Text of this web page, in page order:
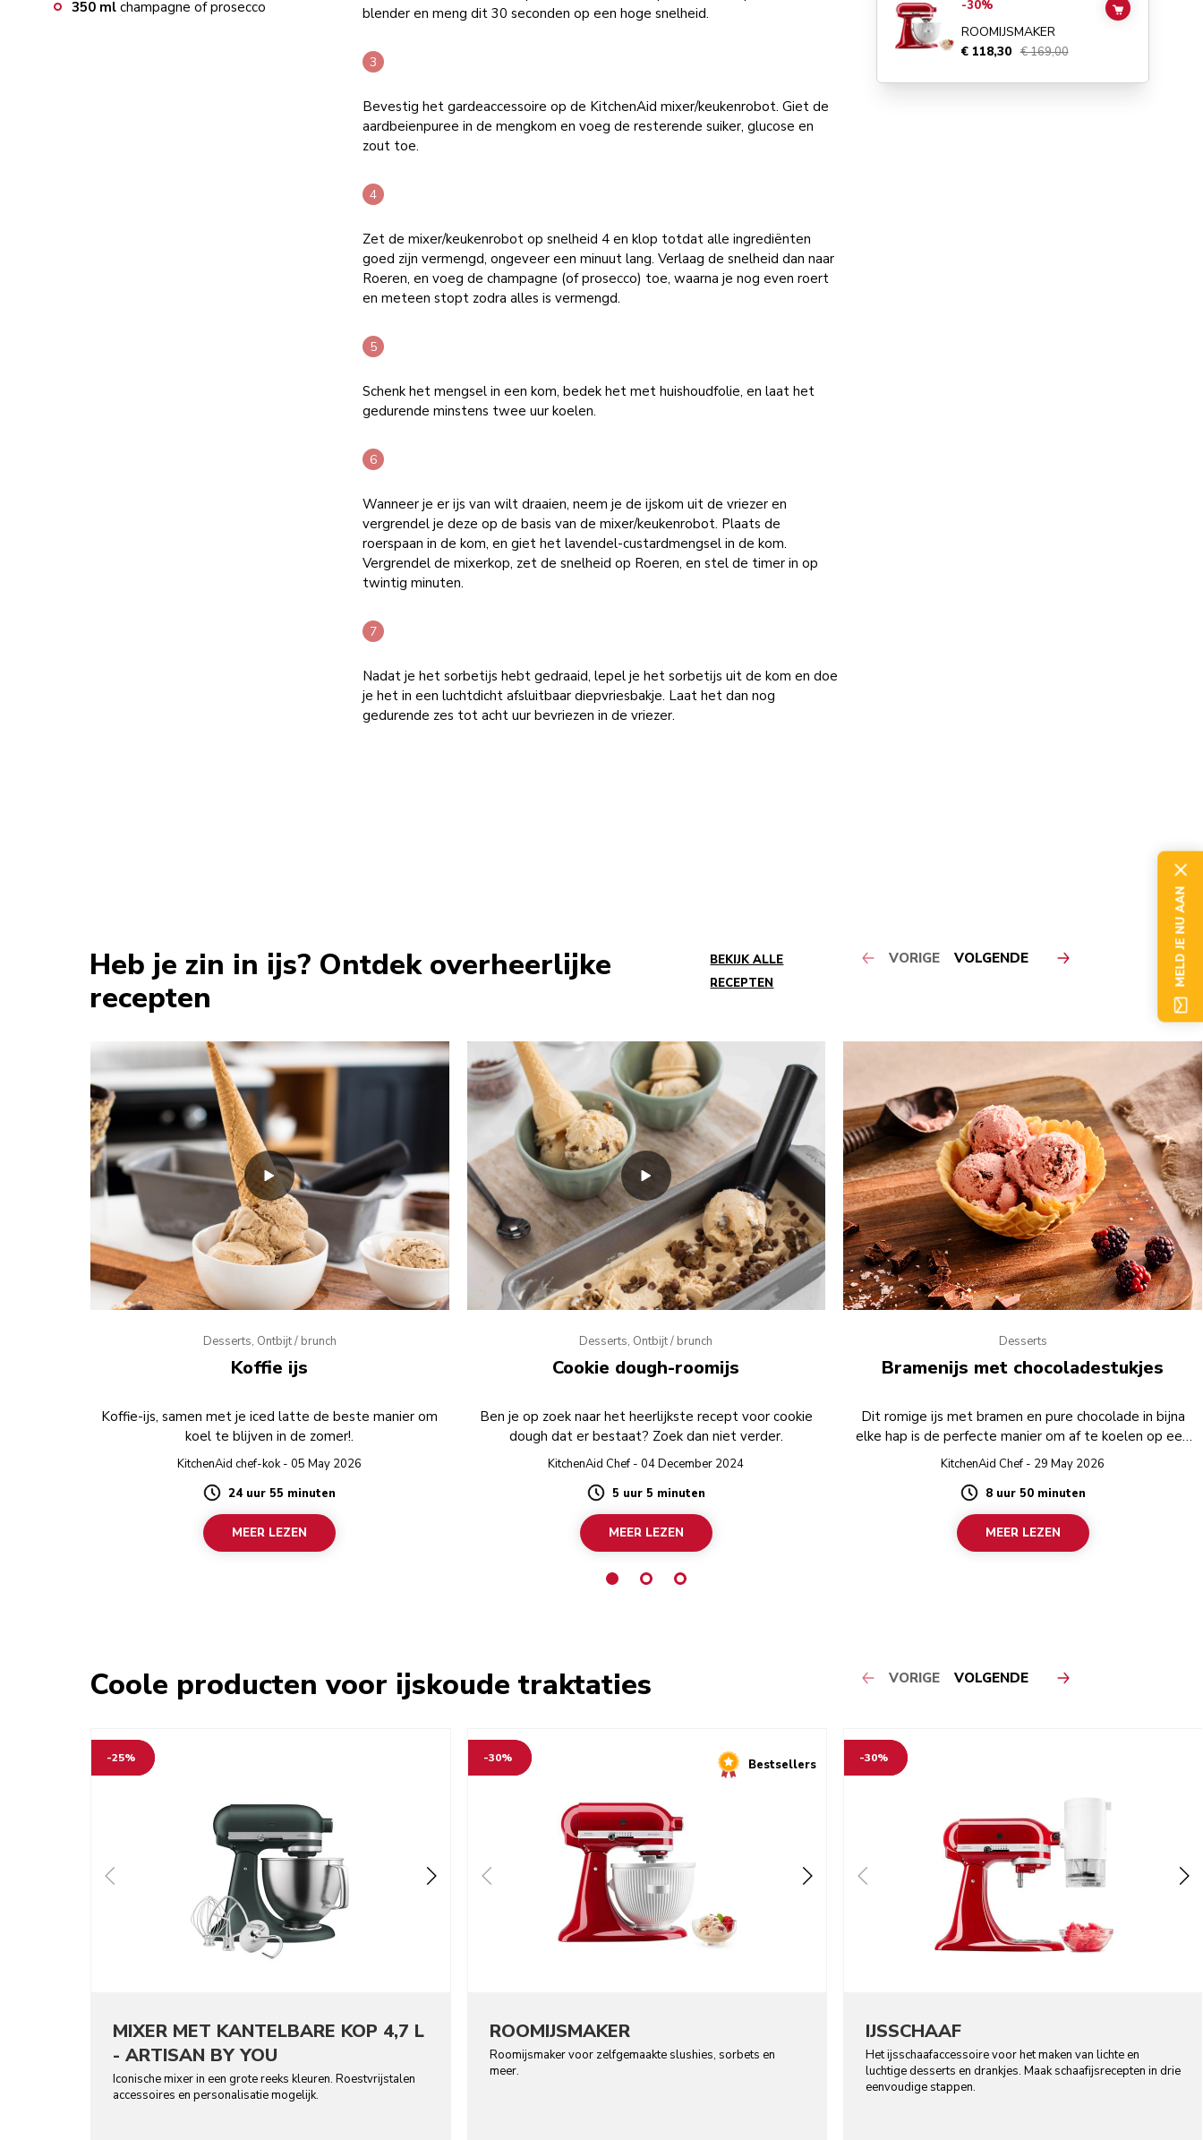
350 ml champagne of prosecco
blender en meng dit 30 seconden op een hoge snelheid.
Bevestig het gardeaccessoire op de KitchenAid mixer/keukenrobot. Giet de
aardbeienpuree in de mengkom en voeg de resterende suiker, glucose en
zout toe.
Zet de mixer/keukenrobot op snelheid 4 en klop totdat alle ingrediënten
goed zijn vermengd, ongeveer een minuut lang. Verlaag de snelheid dan naar
Roeren, en voeg de champagne (of prosecco) toe, waarna je nog even roert
en meteen stopt zodra alles is vermengd.
Schenk het mengsel in een kom, bedek het met huishoudfolie, en laat het
gedurende minstens twee uur koelen.
Wanneer je er ijs van wilt draaien, neem je de ijskom uit de vriezer en
vergrendel je deze op de basis van de mixer/keukenrobot. Plaats de
roerspaan in de kom, en giet het lavendel-custardmengsel in de kom.
Vergrendel de mixerkop, zet de snelheid op Roeren, en stel de timer in op
twintig minuten.
Nadat je het sorbetijs hebt gedraaid, lepel je het sorbetijs uit de kom en doe
je het in een luchtdicht afsluitbaar diepvriesbakje. Laat het dan nog
gedurende zes tot acht uur bevriezen in de vriezer.
-30%
ROOMIJSMAKER
€ 118,30 € 169,00
ADD TO CART
Heb je zin in ijs? Ontdek overheerlijke
recepten
BEKIJK ALLE
RECEPTEN
VORIGE VOLGENDE
Desserts, Ontbijt / brunch
Koffie ijs
Koffie-ijs, samen met je iced latte de beste manier om
koel te blijven in de zomer!.
KitchenAid chef-kok - 05 May 2026
Duration
24 uur 55 minuten
MEER LEZEN
Desserts, Ontbijt / brunch
Cookie dough-roomijs
Ben je op zoek naar het heerlijkste recept voor cookie
dough dat er bestaat? Zoek dan niet verder.
KitchenAid Chef - 04 December 2024
Duration5 uur 5 minuten
MEER LEZEN
Desserts
Bramenijs met chocoladestukjes
Dit romige ijs met bramen en pure chocolade in bijna
elke hap is de perfecte manier om af te koelen op een
warme dag.
KitchenAid Chef - 29 May 2026
Duration8 uur 50 minuten
MEER LEZEN
Coole producten voor ijskoude traktaties VORIGE VOLGENDE
-25%
MIXER MET KANTELBARE KOP 4,7 L
- ARTISAN BY YOU
Iconische mixer in een grote reeks kleuren. Roestvrijstalen
accessoires en personalisatie mogelijk.
-30% Bestsellers
ROOMIJSMAKER
Roomijsmaker voor zelfgemaakte slushies, sorbets en
meer.
-30%
IJSSCHAAF
Het ijsschaafaccessoire voor het maken van lichte en
luchtige desserts en drankjes. Maak schaafijsrecepten in drie
eenvoudige stappen.
MELD JE NU AAN